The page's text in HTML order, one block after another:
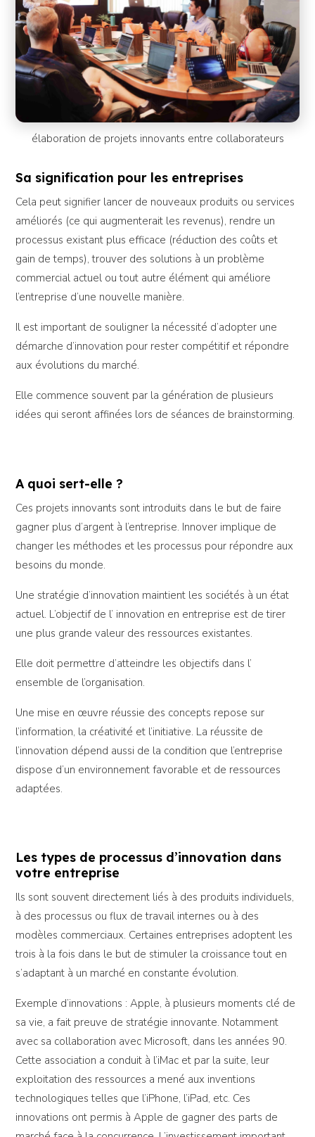
élaboration de projets innovants entre collaborateurs
Sa signification pour les entreprises
Cela peut signifier lancer de nouveaux produits ou services
améliorés (ce qui augmenterait les revenus), rendre un
processus existant plus efficace (réduction des coûts et
gain de temps), trouver des solutions à un problème
commercial actuel ou tout autre élément qui améliore
l’entreprise d’une nouvelle manière.
Il est important de souligner la nécessité d’adopter une
démarche d’innovation pour rester compétitif et répondre
aux évolutions du marché.
Elle commence souvent par la génération de plusieurs
idées qui seront affinées lors de séances de brainstorming.
A quoi sert-elle ?
Ces projets innovants sont introduits dans le but de faire
gagner plus d’argent à l’entreprise. Innover implique de
changer les méthodes et les processus pour répondre aux
besoins du monde.
Une stratégie d’innovation maintient les sociétés à un état
actuel. L’objectif de l’ innovation en entreprise est de tirer
une plus grande valeur des ressources existantes.
Elle doit permettre d’atteindre les objectifs dans l’
ensemble de l’organisation.
Une mise en œuvre réussie des concepts repose sur
l’information, la créativité et l’initiative. La réussite de
l’innovation dépend aussi de la condition que l’entreprise
dispose d’un environnement favorable et de ressources
adaptées.
Les types de processus d’innovation dans
votre entreprise
Ils sont souvent directement liés à des produits individuels,
à des processus ou flux de travail internes ou à des
modèles commerciaux. Certaines entreprises adoptent les
trois à la fois dans le but de stimuler la croissance tout en
s’adaptant à un marché en constante évolution.
Exemple d’innovations : Apple, à plusieurs moments clé de
sa vie, a fait preuve de stratégie innovante. Notamment
avec sa collaboration avec Microsoft, dans les années 90.
Cette association a conduit à l’iMac et par la suite, leur
exploitation des ressources a mené aux inventions
technologiques telles que l’iPhone, l’iPad, etc. Ces
innovations ont permis à Apple de gagner des parts de